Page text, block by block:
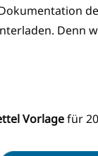
Denn
Vorlagefür